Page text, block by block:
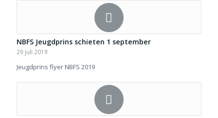
NBFS Jeugdprins schieten 1 september
29 juli 2019
Jeugdprins flyer NBFS 2019